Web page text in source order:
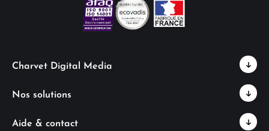
Charvet Digital Media
Nos solutions
Aide & contact